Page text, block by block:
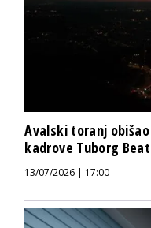
Avalski toranj
kadrove Tuborg
13/07/2026 | 17:00